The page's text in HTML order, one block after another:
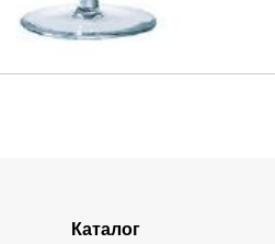
Каталог